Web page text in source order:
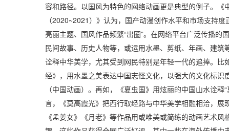
容和路径。以国风为特色的网络动画更是典型的例子。《
（2020~2021）》认为，国产动漫创作水平和市场支持度
亮丽主题、国风作品频繁“出圈”。在网络平台广泛传播的
民间故事、历史人物等，或运用水墨、剪纸、年画、建筑
诠释中华美学，尤其受到网民特别是年轻一代的追捧。比
经》，用水墨之美表达中国志怪文化，以强大的文化标识
（中国动画）。再如，《夏虫国》用炫丽的中国山水诠释
言，《莫高霞光》把西行取经路与中华美学相融相洽，展
《孟姜女》《月老》等作品用或唯美或简练的动画艺术